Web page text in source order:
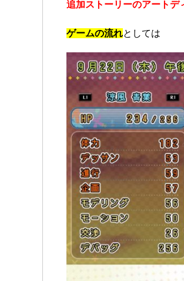
追加ストーリーのアートデ
ゲームの流れとしては